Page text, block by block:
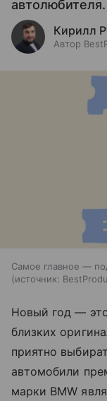
автолюбителя.
Кирилл
Автор
Самое главное —
источник:
Новый год —
близких
приятно
автомобили
марки BMW